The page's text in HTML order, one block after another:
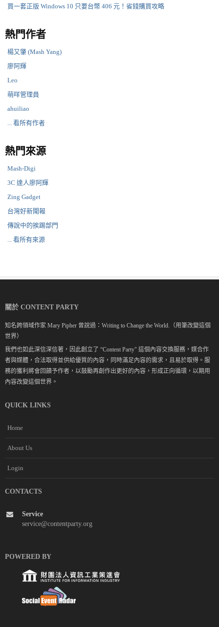
買一套正版 Windows 10 只要台幣 406 元！省錢購買攻略
熱門作者
楊又肇 (Mash Yang)
廖阿輝
Leo
萌咩管理員
ahuiliao
... 看所有作者
熱門來源
Mash-Digi
3C 達人廖阿輝
Zing Gadget
台灣好新聞報
傳說中的挨踢部門
... 看所有來源
關於 CONTENT PARTY
知名跨領域作家 Mary Pipher 曾說過：Writing to Change the World.（用筆改變這個
世界）
我們也如此深信深信著，因此創立了 “Content Party" 這個內容交換服務，媒合作
者與媒體，合法取得並供給優質的內容，同時滿足內容的需求，且易於取得。服
務的獲利將會回饋予作者，以鼓勵再創作出更好的內容，形成正向循環，以期用
內容改變這個世界。
QUICK LINKS
Home
About Us
Login
CONTACTS
Service
service@contentparty.org
POWERED BY